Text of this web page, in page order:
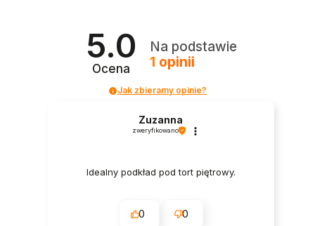
5.0
Ocena
Na podstawie
1 opinii
Jak zbieramy opinie?
Zuzanna
zweryfikowano
Idealny podkład pod tort piętrowy.
0 0